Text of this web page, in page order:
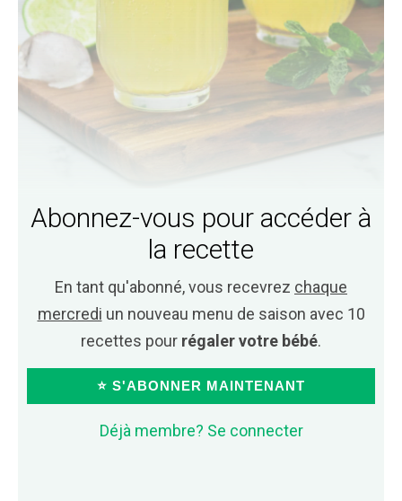
Abonnez-vous pour accéder à
la recette
En tant qu'abonné, vous recevrez chaque
mercredi un nouveau menu de saison avec 10
recettes pour régaler votre bébé.
⭐ S'ABONNER MAINTENANT
Déjà membre? Se connecter